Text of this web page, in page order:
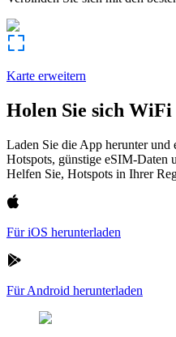
Karte erweitern
Holen Sie sich
Laden Sie die App herunter
Hotspots, günstige eSIM-Daten
Helfen Sie, Hotspots in Ihrer
Für iOS herunterladen
Für Android herunterladen